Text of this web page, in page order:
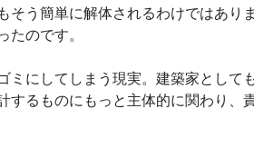
う簡単に解体されるわけではありま
たのです。
ミにしてしまう現実。建築家として
するものにもっと主体的に関わり、